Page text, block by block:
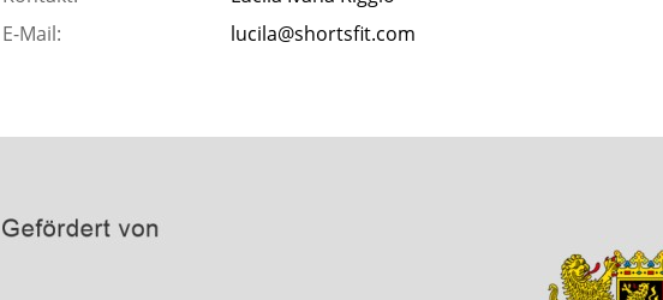
E-Mail:
lucila@shortsfit.com